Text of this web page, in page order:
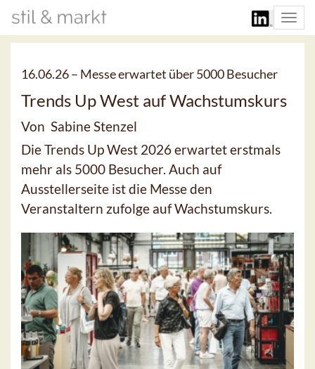
16.06.26 – Messe erwartet über 5000 Besucher
Trends Up West auf Wachstumskurs
Von Sabine Stenzel
Die Trends Up West 2026 erwartet erstmals
mehr als 5000 Besucher. Auch auf
Ausstellerseite ist die Messe den
Veranstaltern zufolge auf Wachstumskurs.